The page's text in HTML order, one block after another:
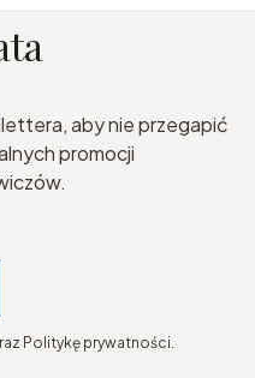
aby nie przegapić
promocji
Politykę prywatności.